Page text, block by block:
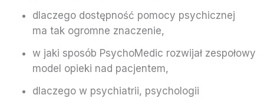
dlaczego dostępność pomocy psychicznej
ma tak ogromne znaczenie,
w jaki sposób PsychoMedic rozwijał zespołowy
model opieki nad pacjentem,
dlaczego w psychiatrii, psychologii